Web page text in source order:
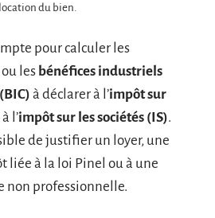
du bien.
pour calculer les
ou les bénéfices industriels
à déclarer à l’impôt sur
l’impôt sur les sociétés (IS).
de justifier un loyer, une
liée à la loi Pinel ou à une
non professionnelle.